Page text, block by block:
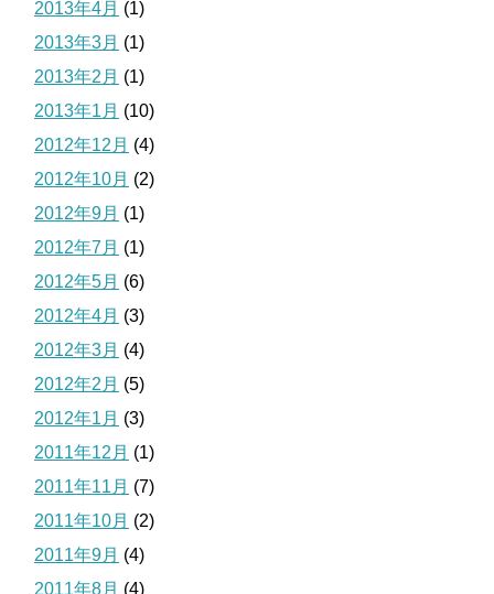
2013年4月 (1)
2013年3月 (1)
2013年2月 (1)
2013年1月 (10)
2012年12月 (4)
2012年10月 (2)
2012年9月 (1)
2012年7月 (1)
2012年5月 (6)
2012年4月 (3)
2012年3月 (4)
2012年2月 (5)
2012年1月 (3)
2011年12月 (1)
2011年11月 (7)
2011年10月 (2)
2011年9月 (4)
2011年8月 (4)